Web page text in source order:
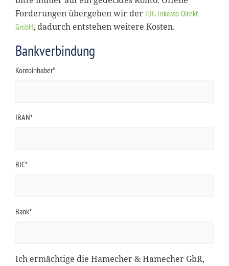
Forderungen übergeben wir der IDG Inkasso Direkt
GmbH, dadurch entstehen weitere Kosten.
Bankverbindung
Kontoinhaber*
IBAN*
BIC*
Bank*
Ich ermächtige die Hamecher & Hamecher GbR,